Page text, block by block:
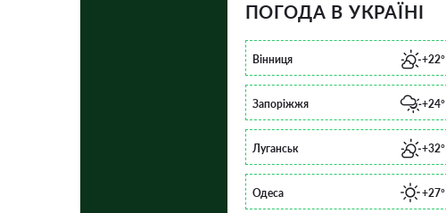
ПОГОДА В УКРАЇНІ
Вінниця +22°
Запоріжжя +24°
Луганськ +32°
Одеса +27°